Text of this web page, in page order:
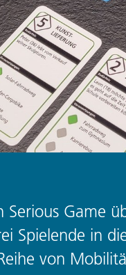
Serious Game
Spielende in
von